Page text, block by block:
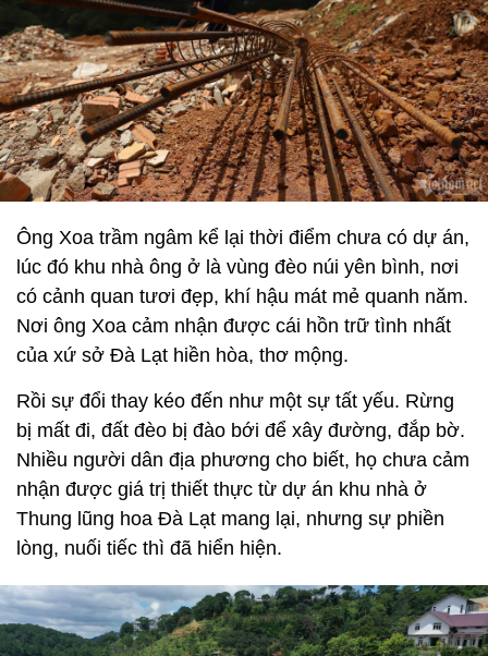
Ông Xoa trầm ngâm kể lại thời điểm chưa có dự án,
lúc đó khu nhà ông ở là vùng đèo núi yên bình, nơi
có cảnh quan tươi đẹp, khí hậu mát mẻ quanh năm.
Nơi ông Xoa cảm nhận được cái hồn trữ tình nhất
của xứ sở Đà Lạt hiền hòa, thơ mộng.
Rồi sự đổi thay kéo đến như một sự tất yếu. Rừng
bị mất đi, đất đèo bị đào bới để xây đường, đắp bờ.
Nhiều người dân địa phương cho biết, họ chưa cảm
nhận được giá trị thiết thực từ dự án khu nhà ở
Thung lũng hoa Đà Lạt mang lại, nhưng sự phiền
lòng, nuối tiếc thì đã hiển hiện.